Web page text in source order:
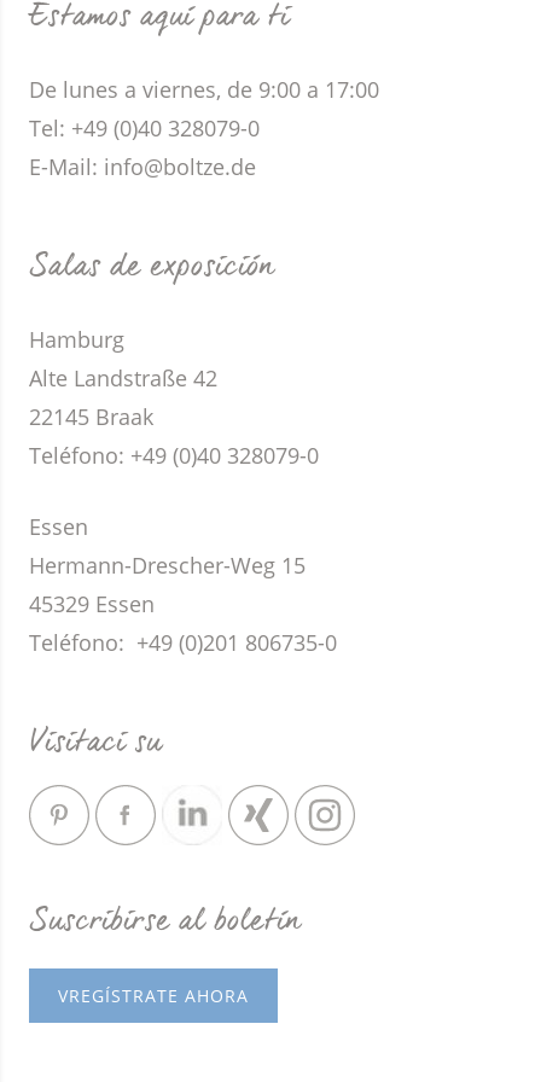
Estamos aquí para ti
De lunes a viernes, de 9:00 a 17:00
Tel: +49 (0)40 328079-0
E-Mail: info@boltze.de
Salas de exposición
Hamburg
Alte Landstraße 42
22145 Braak
Teléfono: +49 (0)40 328079-0
Essen
Hermann-Drescher-Weg 15
45329 Essen
Teléfono: +49 (0)201 806735-0
Visitaci su
Suscribirse al boletín
VREGÍSTRATE AHORA